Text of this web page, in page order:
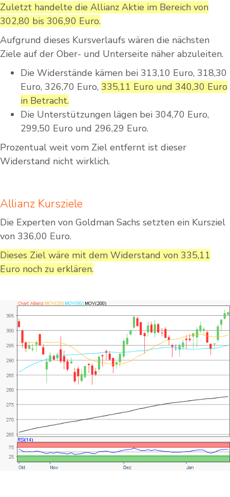
Zuletzt handelte die Allianz Aktie im Bereich von
302,80 bis 306,90 Euro.
Aufgrund dieses Kursverlaufs wären die nächsten
Ziele auf der Ober- und Unterseite näher abzuleiten.
Die Widerstände kämen bei 313,10 Euro, 318,30
Euro, 326,70 Euro, 335,11 Euro und 340,30 Euro
in Betracht.
Die Unterstützungen lägen bei 304,70 Euro,
299,50 Euro und 296,29 Euro.
Prozentual weit vom Ziel entfernt ist dieser
Widerstand nicht wirklich.
Allianz Kursziele
Die Experten von Goldman Sachs setzten ein Kursziel
von 336,00 Euro.
Dieses Ziel wäre mit dem Widerstand von 335,11
Euro noch zu erklären.